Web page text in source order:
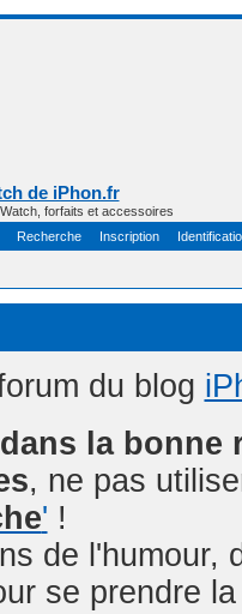
de iPhon.fr
forfaits et accessoires
Recherche Inscription
du blog
la bonne
, ne pas
' !
de l'humour,
se prendre